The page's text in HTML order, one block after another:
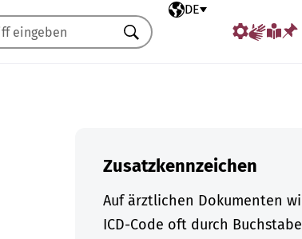
Ausgewählte Sprache
DE
Suchen
Zusatzkennzeichen
Auf ärztlichen Dokumenten
ICD-Code oft durch